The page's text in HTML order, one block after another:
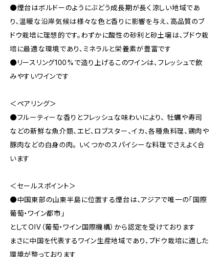
●煙台はボルドーのようにぶどう成長期が長く涼しい地域であ
り、温暖な沿岸気候は様々な色と香りに影響を与え、高品質のブ
ドウ栽培に理想的です。わずかに酸性の砂利と砂土壌は、ブドウ栽
培に最適な環境であり、ミネラルと栄養素が豊富です
●リースリング100%で造り上げるこのワインは、フレッシュで飲
みやすいワインです
＜ペアリング＞
●フルーティーな香りとフレッシュな味わいにより、 牡蠣や寿司
などの新鮮な魚介類、エビ、ロブスター、イカ、各種魚料理、鶏肉や
豚肉などの白身の肉。 いくつかのスパイシーな料理でさえよく合
います
＜セールスポイント＞
●中国東部の山東半島に位置する煙台は、アジアで唯一の「国際
葡萄・ワイン都市」
としてOIV（葡萄・ワイン国際機構）から認定を受けております
まさに中国を代表するワイン生産地域であり、ブドウ栽培に適した
環境が整っております